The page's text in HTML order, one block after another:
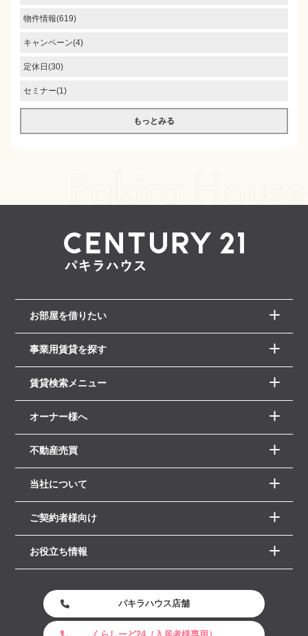
物件情報(619)
キャンペーン(4)
定休日(30)
セミナー(1)
もっとみる
お部屋を借りたい
事業用賃貸を探す
賃貸検索メニュー
オーナー様へ
不動産売買
当社について
ご契約者様向け
お役立ち情報
パキラハウス店舗